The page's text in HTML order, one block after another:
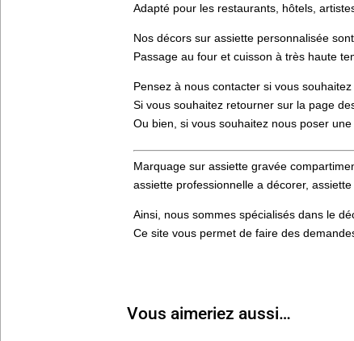
Adapté pour les restaurants, hôtels,
Nos décors sur assiette personnalisée
Passage au four et cuisson à très haute
Pensez à nous contacter si vous
Si vous souhaitez retourner sur la page
Ou bien, si vous souhaitez nous poser
Marquage sur assiette gravée
assiette professionnelle a décorer,
Ainsi, nous sommes spécialisés dans le
Ce site vous permet de faire des
Vous aimeriez aussi…